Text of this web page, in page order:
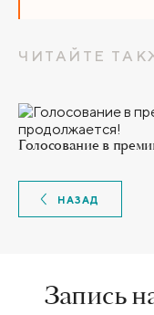
ЧИТАЙТЕ
Голосование в
НАЗАД
Запись